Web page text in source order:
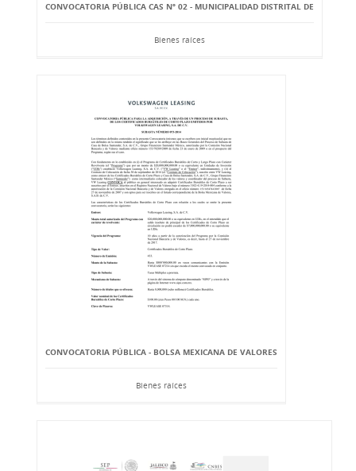
CONVOCATORIA PÚBLICA CAS Nº 02 - MUNICIPALIDAD DISTRITAL DE
Bienes raíces
CONVOCATORIA PÚBLICA - BOLSA MEXICANA DE VALORES
Bienes raíces